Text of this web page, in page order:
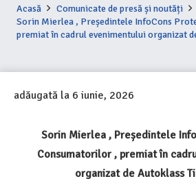
Acasă
Comunicate de presă și noutăți
Sorin Mierlea , Președintele InfoCons
premiat în cadrul evenimentului organizat
adăugată la 6 iunie, 2026
Sorin Mierlea , Președintele
Consumatorilor , premiat în
organizat de Autoklass